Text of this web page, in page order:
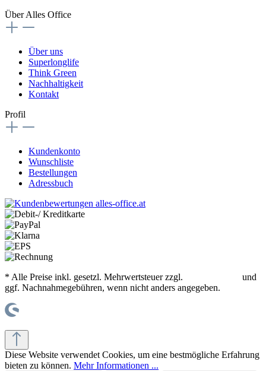
Über Alles Office
Über uns
Superlonglife
Think Green
Nachhaltigkeit
Kontakt
Profil
Kundenkonto
Wunschliste
Bestellungen
Adressbuch
* Alle Preise inkl. gesetzl. Mehrwertsteuer zzgl.
und
ggf. Nachnahmegebühren, wenn nicht anders angegeben.
Diese Website verwendet Cookies, um eine bestmögliche Erfahrung
bieten zu können. Mehr Informationen ...